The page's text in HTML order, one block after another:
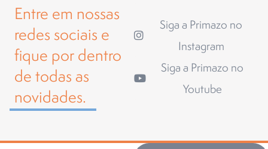
Entre em nossas
redes sociais e
fique por dentro
de todas as
novidades.
Siga a Primazo no
Instagram
Siga a Primazo no
Youtube